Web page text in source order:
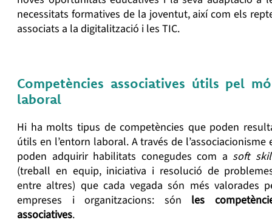
necessitats formatives de la joventut, així com els
associats a la digitalització i les TIC.
Competències associatives útils pel
laboral
Hi ha molts tipus de competències que poden
útils en l’entorn laboral. A través de l’associacionisme
poden adquirir habilitats conegudes com a soft
(treball en equip, iniciativa i resolució de
entre altres) que cada vegada són més valorades
empreses i organitzacions: són les
associatives.